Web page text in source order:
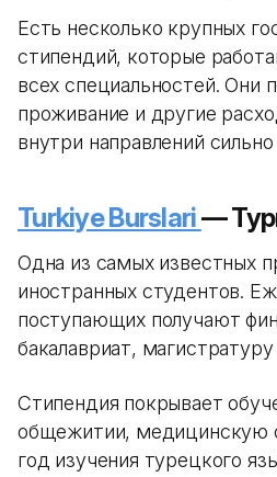
Есть несколько крупных
стипендий, которые
всех специальностей. Они
проживание и другие
внутри направлений
Turkiye Burslari—
Одна из самых известных
иностранных студентов.
поступающих получают
бакалавриат,
Стипендия покрывает
общежитии, медицинскую
год изучения турецкого